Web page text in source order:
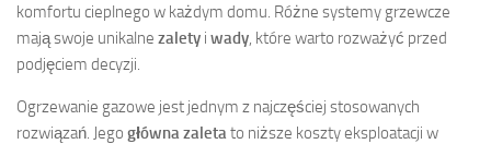
komfortu cieplnego w każdym domu. Różne systemy grzewcze
mają swoje unikalne zalety i wady, które warto rozważyć przed
podjęciem decyzji.
Ogrzewanie gazowe jest jednym z najczęściej stosowanych
rozwiązań. Jego główna zaletato niższe koszty eksploatacji w